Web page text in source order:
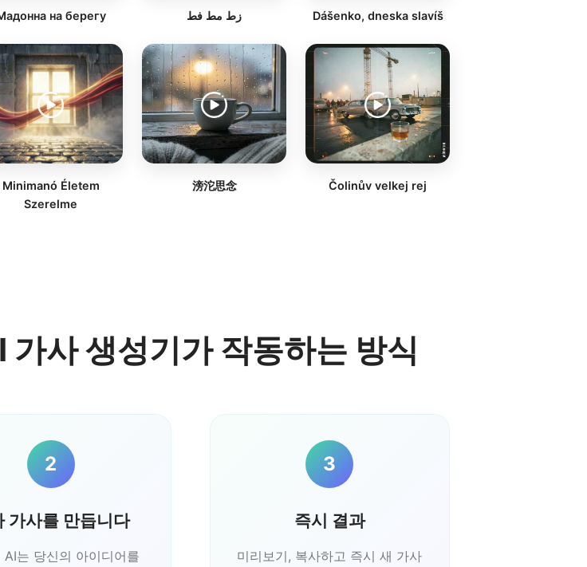
на берегу زط مط فط Dášenko, dneska slavíš
Minimanó Életem
Szerelme
滂沱思念 Čolinův velkej rej
사 생성기가 작동하는 방식
2
가사를 만듭니다
AI는 당신의 아이디어를
3
즉시 결과
미리보기, 복사하고 즉시 새 가사